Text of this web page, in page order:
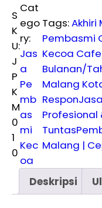
S
K
U:
J
P
K
M
0
1
0
Cat
ego
ry:
Jas
a
Pe
mb
as
mi
Kec
oa
Tags:Akhiri
Pembasmi
Kecoa
Bulanan/
Malang
Respon
Profesional
Tuntas
Malang |
Deskripsi